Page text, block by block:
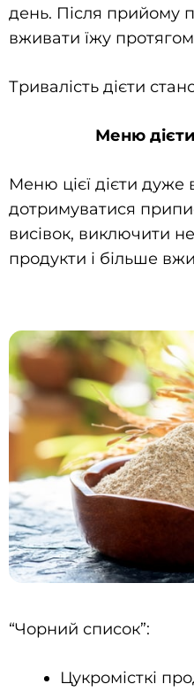
день. Після прийому
вживати їжу
Тривалість дієти
Меню
Меню цієї дієти дуже
дотримуватися
висівок, виключити
продукти і більше
“Чорний список”:
Цукромісткі